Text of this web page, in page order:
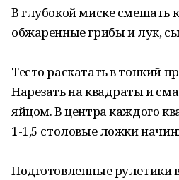
В глубокой миске смешать
обжаренные грибы и лук,
Тесто раскатать в тонкий
Нарезать на квадраты и
яйцом. В центра каждого
1-1,5 столовые ложки
Подготовленные рулетики